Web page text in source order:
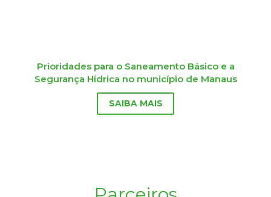
Prioridades para o Saneamento Básico e a
Segurança Hídrica no município de Manaus
SAIBA MAIS